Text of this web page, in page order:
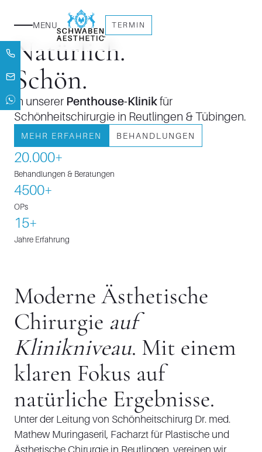
MENU TERMIN
Natürlich.
Schön.
In unserer Penthouse-Klinikfür
Schönheitschirurgie in Reutlingen & Tübingen.
MEHR ERFAHREN BEHANDLUNGEN
20.000+
Behandlungen & Beratungen
4500+
OPs
15+
Jahre Erfahrung
Moderne Ästhetische
Chirurgie auf
Klinikniveau. Mit einem
klaren Fokus auf
natürliche Ergebnisse.
Unter der Leitung von Schönheitschirurg Dr. med.
Mathew Muringaseril, Facharzt für Plastische und
Ästhetische Chirurgie in Reutlingen, vereinen wir